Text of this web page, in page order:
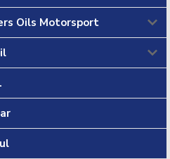
Oils Motorsport